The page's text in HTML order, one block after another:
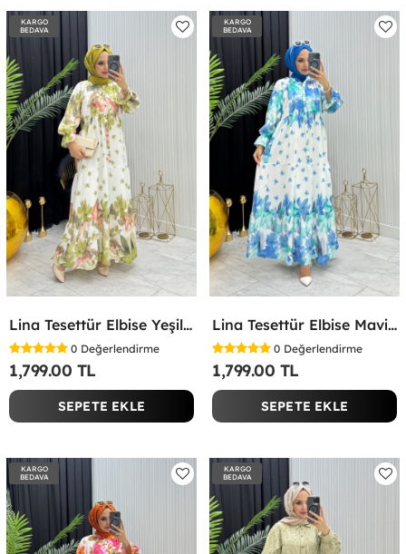
KARGO
BEDAVA
Lina Tesettür Elbise Yeşil Yeşil
0 Değerlendirme
1,799.00 TL
SEPETE EKLE
KARGO
BEDAVA
Lina Tesettür Elbise Mavi Mavi
0 Değerlendirme
1,799.00 TL
SEPETE EKLE
KARGO
BEDAVA
KARGO
BEDAVA